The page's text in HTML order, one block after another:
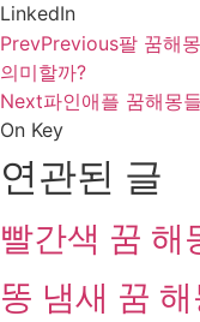
LinkedIn
PrevPrevious팔 꿈해
의미할까?
Next파인애플 꿈해몽
On Key
연관된 글
빨간색 꿈 해
똥 냄새 꿈